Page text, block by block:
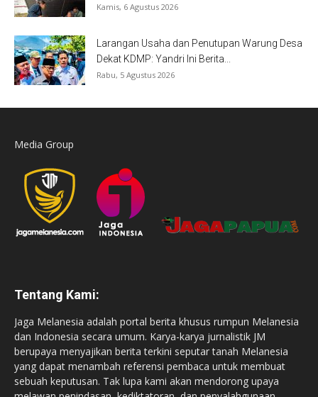
Kamis, 6 Agustus 2026
Larangan Usaha dan Penutupan Warung Desa
Dekat KDMP: Yandri Ini Berita...
Rabu, 5 Agustus 2026
Media Group
Tentang Kami:
Jaga Melanesia adalah portal berita khusus rumpun Melanesia
dan Indonesia secara umum. Karya-karya jurnalistik JM
berupaya menyajikan berita terkini seputar tanah Melanesia
yang dapat menambah referensi pembaca untuk membuat
sebuah keputusan. Tak lupa kami akan mendorong upaya